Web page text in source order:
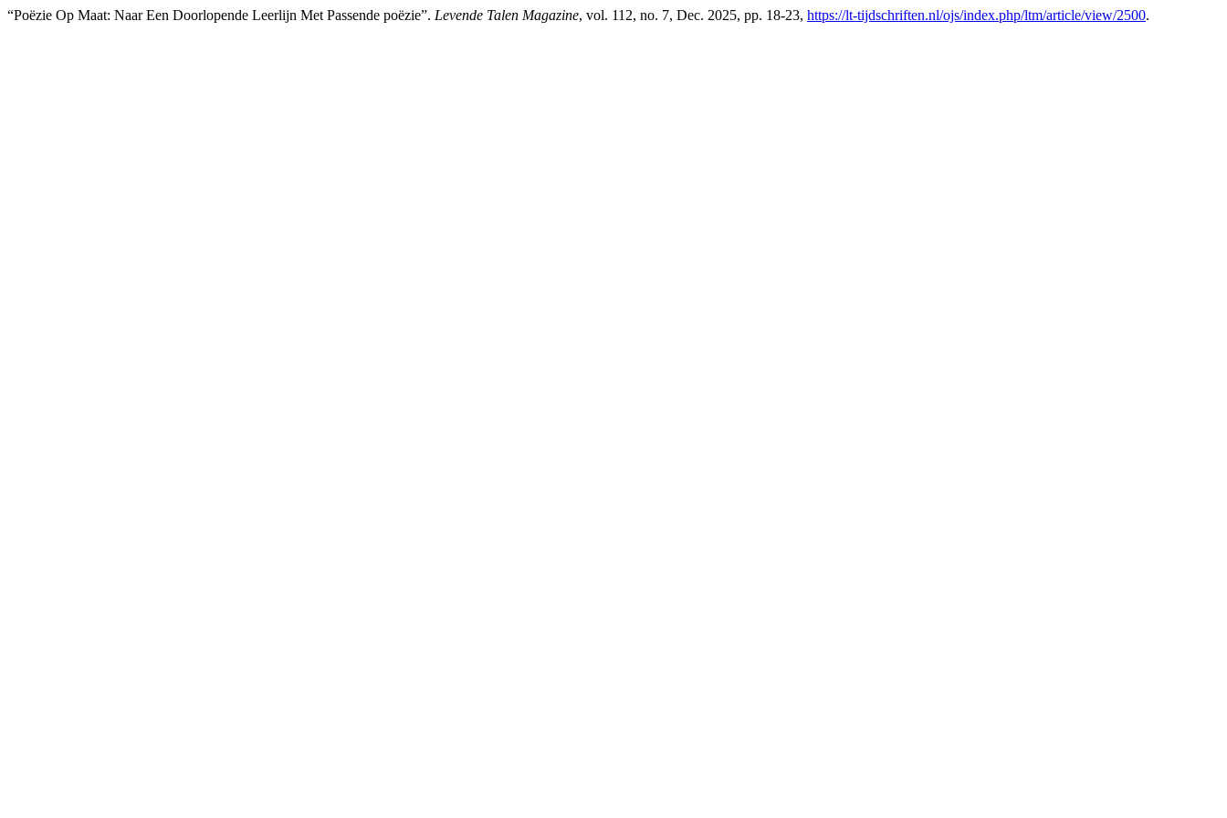
“Poëzie Op Maat: Naar Een Doorlopende Leerlijn Met Passende poëzie”. Levende Talen Magazine, vol. 112, no. 7, Dec. 2025, pp. 18-23, https://lt-tijdschriften.nl/ojs/index.php/ltm/article/view/2500.